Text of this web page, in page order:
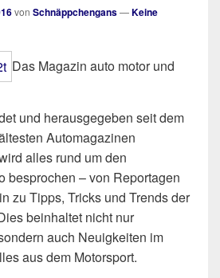
von Schnäppchengans—Keine
Das Magazin auto motor und
und herausgegeben seit dem
Automagazinen
alles rund um den
besprochen – von Reportagen
zu Tipps, Tricks und Trends der
beinhaltet nicht nur
auch Neuigkeiten im
aus dem Motorsport.